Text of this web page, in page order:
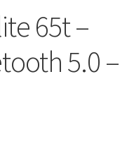
65t –
5.0 –